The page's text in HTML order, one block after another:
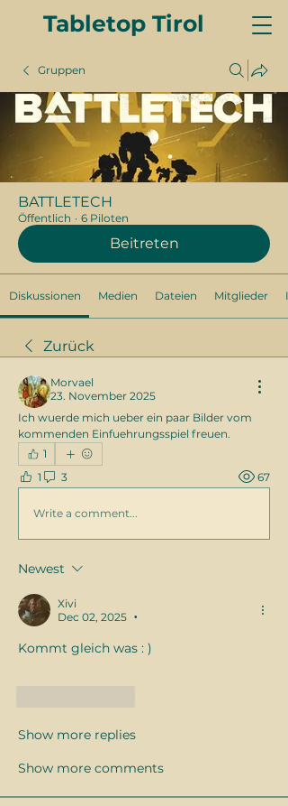
Tabletop Tirol
Gruppen
BATTLETECH
Öffentlich · 6 Piloten
Beitreten
Diskussionen Medien Dateien Mitglieder
Zurück
Morvael
23. November 2025
Ich wuerde mich ueber ein paar Bilder vom
kommenden Einfuehrungsspiel freuen.
1
1
3 67
Write a comment...
Newest
Xivi
Dec 02, 2025
•
Kommt gleich was : )
Show more replies
Show more comments